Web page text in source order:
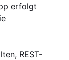
erfolgt
REST-